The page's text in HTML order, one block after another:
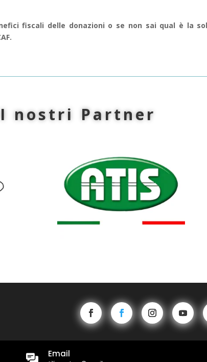
fiscali delle donazioni o se non sai qual è la
I nostri Partner
Email